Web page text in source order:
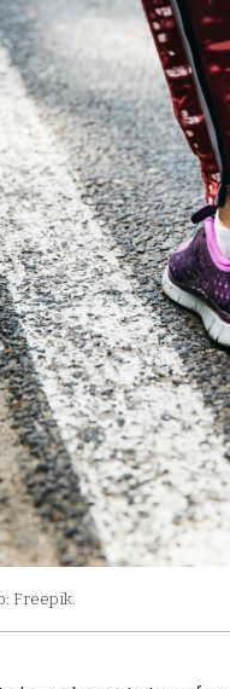
Freepik.